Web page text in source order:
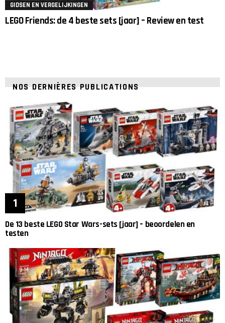
GIDSEN EN VERGELIJKINGEN
LEGO Friends: de 4 beste sets [jaar] – Review en test
NOS DERNIÈRES PUBLICATIONS
De 13 beste LEGO Star Wars-sets [jaar] – beoordelen en
testen